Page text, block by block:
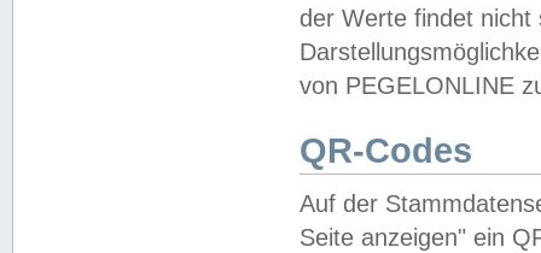
der Werte findet
von PEGELONLINE
QR-Codes
Auf der
Seite anzeigen" ein